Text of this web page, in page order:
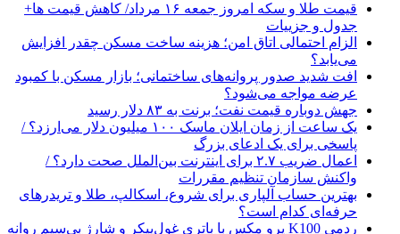
قیمت طلا و سکه امروز جمعه ۱۶ مرداد/ کاهش قیمت ها+
جدول و جزییات
الزام احتمالی اتاق امن؛ هزینه ساخت مسکن چقدر افزایش
می‌یابد؟
افت شدید صدور پروانه‌های ساختمانی؛ بازار مسکن با کمبود
عرضه مواجه می‌شود؟
جهش دوباره قیمت نفت؛ برنت به ۸۳ دلار رسید
یک ساعت از زمان ایلان ماسک ۱۰۰ میلیون دلار می‌ارزد؟ /
پاسخی برای یک ادعای بزرگ
اعمال ضریب ۲.۷ برای اینترنت بین‌الملل صحت دارد؟ /
واکنش سازمان تنظیم مقررات
بهترین حساب آلپاری برای شروع، اسکالپ، طلا و تریدرهای
حرفه‌ای کدام است؟
ردمی K100 پرو مکس با باتری غول‌پیکر و شارژ بی‌سیم روانه